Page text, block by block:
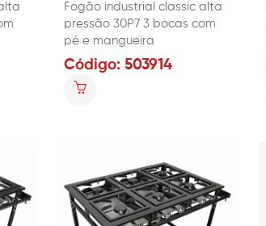
Fogão industrial classic alta
pressão 30P7 3 bocas com
pé e mangueira
Código: 503914